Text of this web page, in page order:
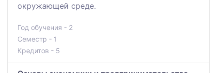
окружающей среде.
Год обучения - 2
Семестр - 1
Кредитов - 5